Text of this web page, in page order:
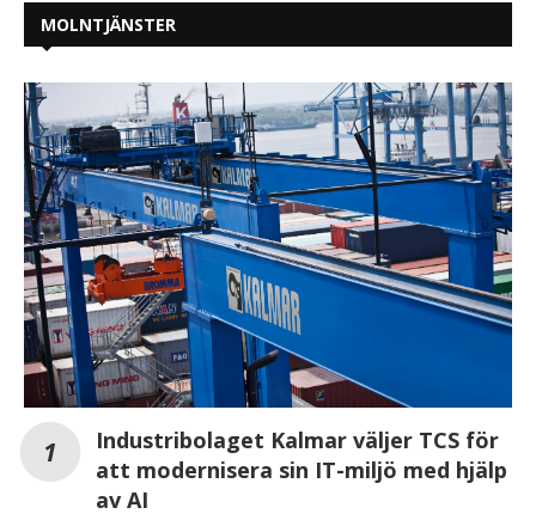
MOLNTJÄNSTER
Industribolaget Kalmar väljer TCS för
att modernisera sin IT-miljö med hjälp
av AI